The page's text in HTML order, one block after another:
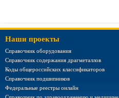
Наши проекты
Справочник оборудования
Справочник содержания драгметаллов
Коды общероссийских классификаторов
Справочник подшипников
Федеральные реестры онлайн